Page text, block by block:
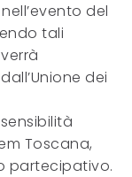
del
tali
dei
Toscana,
partecipativo.